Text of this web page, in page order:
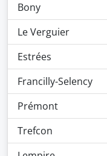
Bony
Le Verguier
Estrées
Francilly-Selency
Prémont
Trefcon